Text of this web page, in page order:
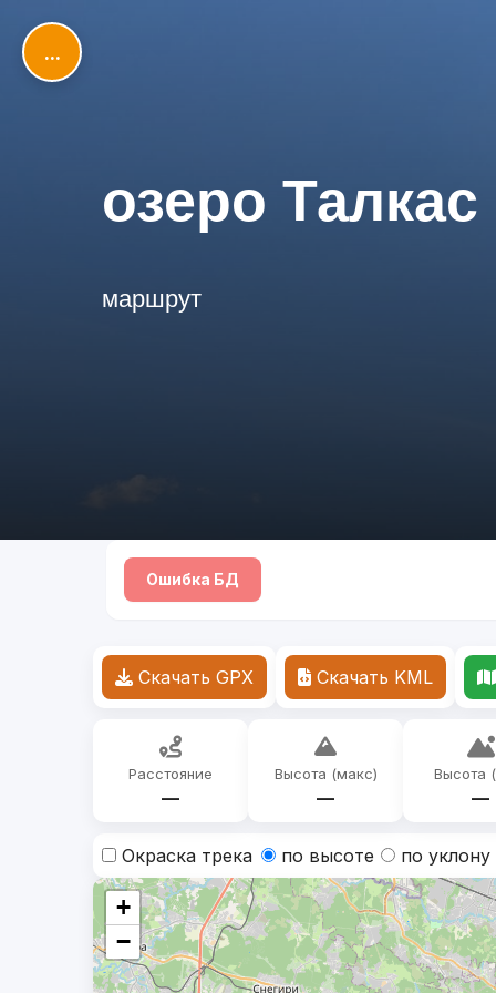
озеро
маршрут
Ошибка БД
Скачать GPX Скачать KML
Расстояние
—
Высота (макс)
—
Высота
—
Окраска трека по высоте по уклону
+
−
...